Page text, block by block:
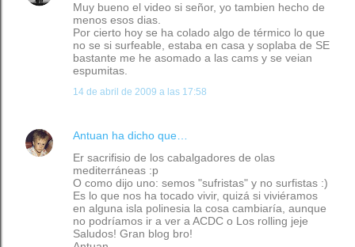
Muy bueno el video si señor, yo tambien hecho de
menos esos dias.
Por cierto hoy se ha colado algo de térmico lo que
no se si surfeable, estaba en casa y soplaba de SE
bastante me he asomado a las cams y se veian
espumitas.
14 de abril de 2009 a las 17:58
Antuan ha dicho que…
Er sacrifisio de los cabalgadores de olas
mediterráneas :p
O como dijo uno: semos "sufristas" y no surfistas :)
Es lo que nos ha tocado vivir, quizá si viviéramos
en alguna isla polinesia la cosa cambiaría, aunque
no podríamos ir a ver a ACDC o Los rolling jeje
Saludos! Gran blog bro!